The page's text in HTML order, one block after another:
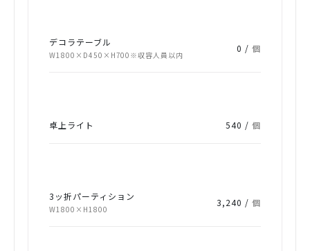
デコラテーブル
W1800×D450×H700※収容人員以内
0 /個
卓上ライト 540 /個
3ッ折パーティション
W1800×H1800
3,240 /個